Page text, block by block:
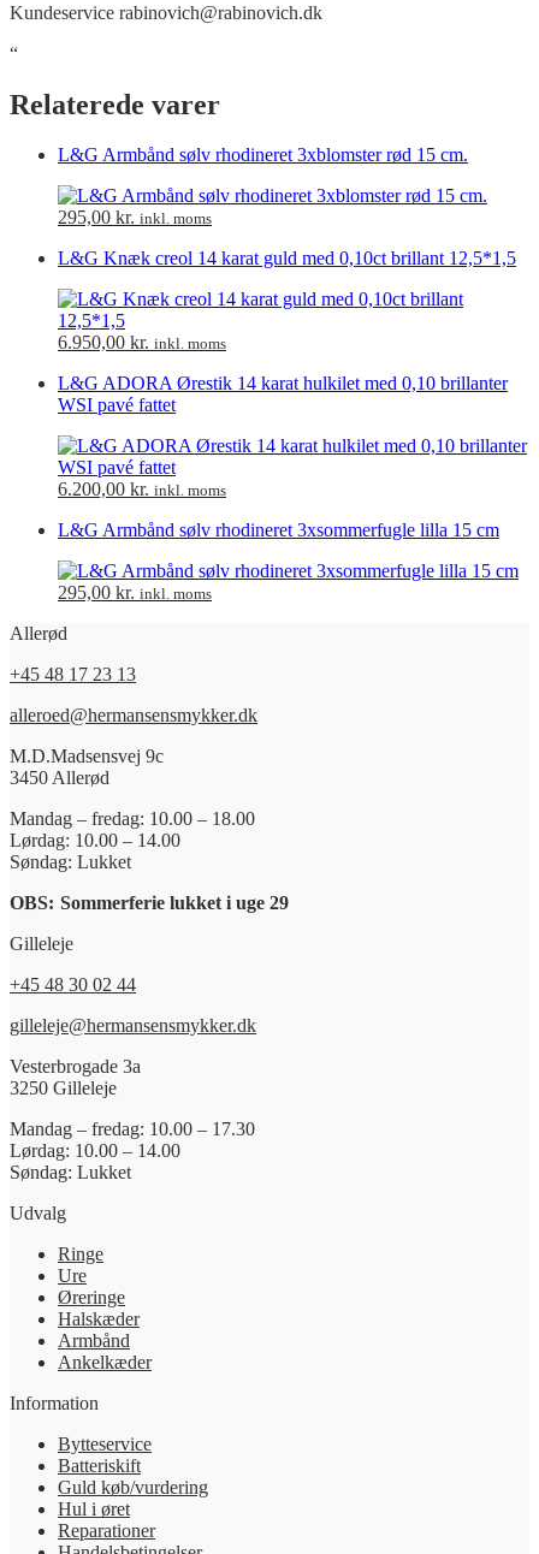
Kundeservice rabinovich@rabinovich.dk
“
Relaterede varer
L&G Armbånd sølv rhodineret 3xblomster rød 15 cm.
295,00 kr. inkl. moms
L&G Knæk creol 14 karat guld med 0,10ct brillant 12,5*1,5
6.950,00 kr. inkl. moms
L&G ADORA Ørestik 14 karat hulkilet med 0,10 brillanter
WSI pavé fattet
6.200,00 kr. inkl. moms
L&G Armbånd sølv rhodineret 3xsommerfugle lilla 15 cm
295,00 kr. inkl. moms
Allerød
+45 48 17 23 13
alleroed@hermansensmykker.dk
M.D.Madsensvej 9c
3450 Allerød
Mandag – fredag: 10.00 – 18.00
Lørdag: 10.00 – 14.00
Søndag: Lukket
OBS: Sommerferie lukket i uge 29
Gilleleje
+45 48 30 02 44
gilleleje@hermansensmykker.dk
Vesterbrogade 3a
3250 Gilleleje
Mandag – fredag: 10.00 – 17.30
Lørdag: 10.00 – 14.00
Søndag: Lukket
Udvalg
Ringe
Ure
Øreringe
Halskæder
Armbånd
Ankelkæder
Information
Bytteservice
Batteriskift
Guld køb/vurdering
Hul i øret
Reparationer